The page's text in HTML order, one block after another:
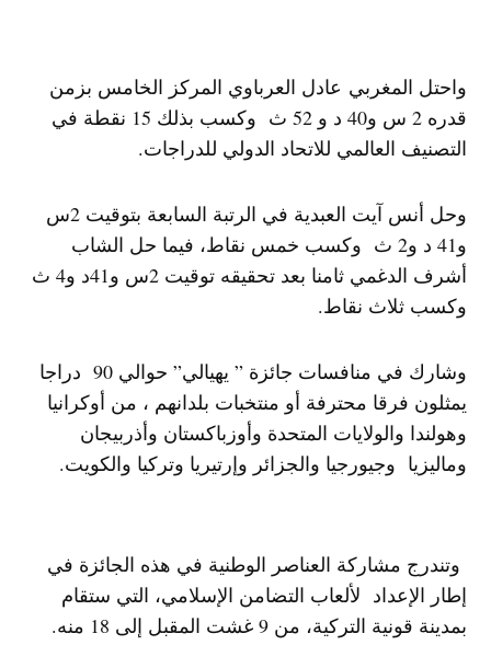
واحتل المغربي عادل العرباوي المركز الخامس بزمن
قدره 2 س و40 د و 52 ث وكسب بذلك 15 نقطة في
التصنيف العالمي للاتحاد الدولي للدراجات.
وحل أنس آيت العبدية في الرتبة السابعة بتوقيت 2س
و41 د و2 ث وكسب خمس نقاط، فيما حل الشاب
أشرف الدغمي ثامنا بعد تحقيقه توقيت 2س و41د و4 ث
وكسب ثلاث نقاط.
وشارك في منافسات جائزة ” يهيالي” حوالي 90 دراجا
يمثلون فرقا محترفة أو منتخبات بلدانهم ، من أوكرانيا
وهولندا والولايات المتحدة وأوزباكستان وأذربيجان
وماليزيا وجيورجيا والجزائر وإرتيريا وتركيا والكويت.
وتندرج مشاركة العناصر الوطنية في هذه الجائزة في
إطار الإعداد لألعاب التضامن الإسلامي، التي ستقام
بمدينة قونية التركية، من 9 غشت المقبل إلى 18 منه.